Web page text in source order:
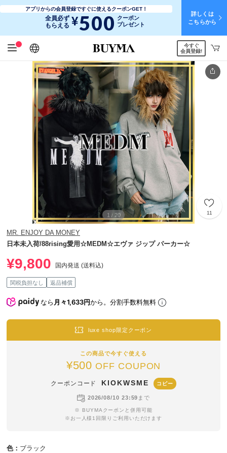
アプリからの会員登録ですぐに使えるクーポンGET！
全員必ず
もらえる ¥500 クーポン
プレゼント
詳しくは
こちらから
日本語
English
简体中文
繁體中文
今すぐ
会員登録!
1 / 20 11
MR. ENJOY DA MONEY
日本未入荷/88rising愛用☆MEDM☆エヴァ ジップ パーカー☆
¥9,800 国内発送 (送料込)
関税負担なし 返品補償
なら月々1,633円から。分割手数料無料
luxe shop限定クーポン
この商品で今すぐ使える
¥500 OFF COUPON
クーポンコード KIOKWSME コピー
2026/08/10 23:59 まで
※ BUYMAクーポンと併用可能
※お一人様1回限りご利用いただけます
色： ブラック